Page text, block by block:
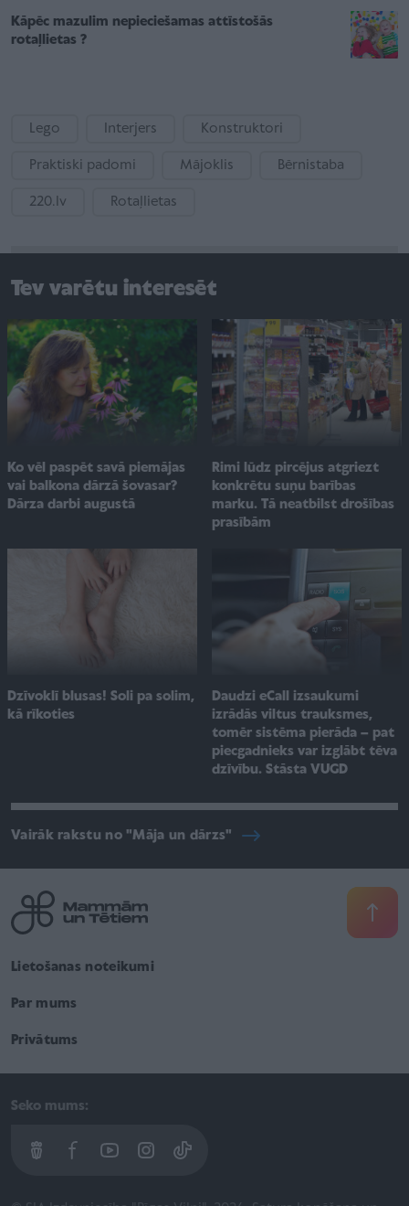
Kāpēc mazulim nepieciešamas attīstošās
rotaļlietas ?
Lego Interjers Konstruktori
Praktiski padomi Mājoklis Bērnistaba
220.lv Rotaļlietas
Tev varētu interesēt
Ko vēl paspēt savā piemājas
vai balkona dārzā šovasar?
Dārza darbi augustā
Rimi lūdz pircējus atgriezt
konkrētu suņu barības
marku. Tā neatbilst drošības
prasībām
Dzīvoklī blusas! Soli pa solim,
kā rīkoties
Daudzi eCall izsaukumi
izrādās viltus trauksmes,
tomēr sistēma pierāda – pat
piecgadnieks var izglābt tēva
dzīvību. Stāsta VUGD
Vairāk rakstu no "Māja un dārzs"
Lietošanas noteikumi
Par mums
Privātums
Seko mums: